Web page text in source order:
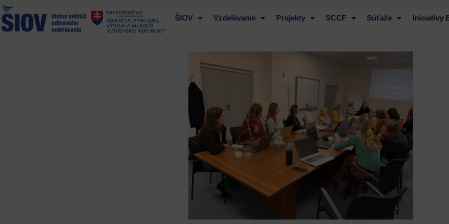
Preskočiť
na
obsah
ŠIOV Vzdelávanie Projekty SCCF Súťaže Iniciatívy